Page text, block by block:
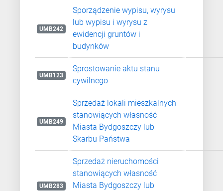
UMB242
Sporządzenie wypisu, wyrysu
lub wypisu i wyrysu z
ewidencji gruntów i
budynków
UMB123
Sprostowanie aktu stanu
cywilnego
UMB249
Sprzedaż lokali mieszkalnych
stanowiących własność
Miasta Bydgoszczy lub
Skarbu Państwa
UMB283
Sprzedaż nieruchomości
stanowiących własność
Miasta Bydgoszczy lub